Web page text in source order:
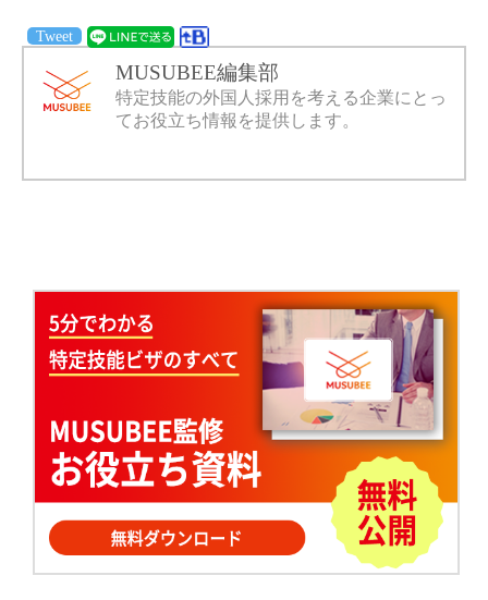
Tweet
MUSUBEE編集部
特定技能の外国人採用を考える企業にとっ
てお役立ち情報を提供します。